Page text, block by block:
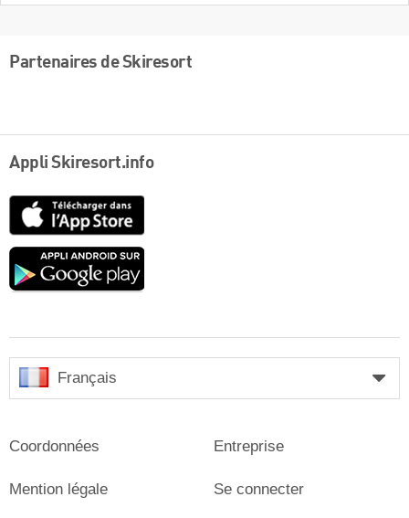
Partenaires de Skiresort
Appli Skiresort.info
Google
Français
Coordonnées
Mention légale
Entreprise
Se connecter